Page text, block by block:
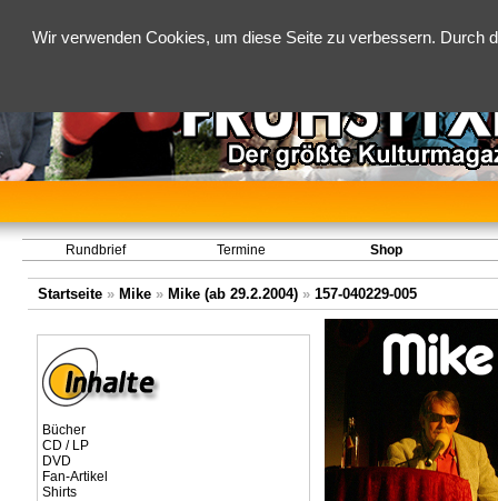
Wir verwenden Cookies, um diese Seite zu verbessern.
Rundbrief Termine Shop
Startseite» Mike» Mike (ab 29.2.2004)» 157-040229-005
Bücher
CD / LP
DVD
Fan-Artikel
Shirts